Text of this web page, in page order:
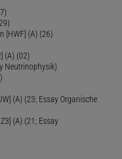
[HWF] (A) (26)
(A) (02)
Neutrinophysik)
(A) (23; Essay Organische
(A) (21; Essay